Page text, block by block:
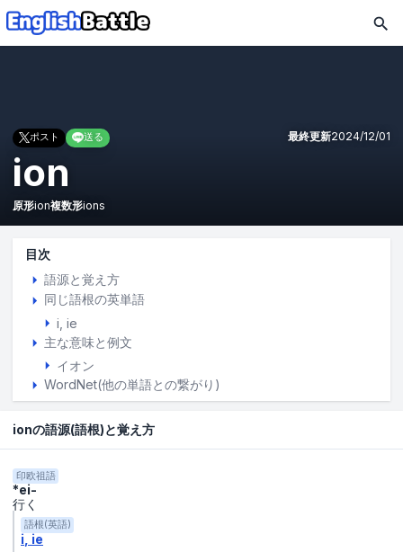
ポスト 送る 最終更新2024/12/01
ion
原形ion複数形ions
目次
語源と覚え方
同じ語根の英単語
i ie
主な意味と例文
イオン
WordNet(他の単語との繋がり)
ionの語源(語根)と覚え方
印欧祖語
*ei-
行く
語根(英語)
i ie